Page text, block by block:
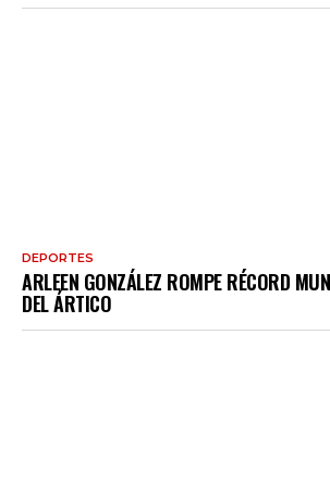
DEPORTES
ARLEEN GONZÁLEZ ROMPE RÉCORD
DEL ÁRTICO